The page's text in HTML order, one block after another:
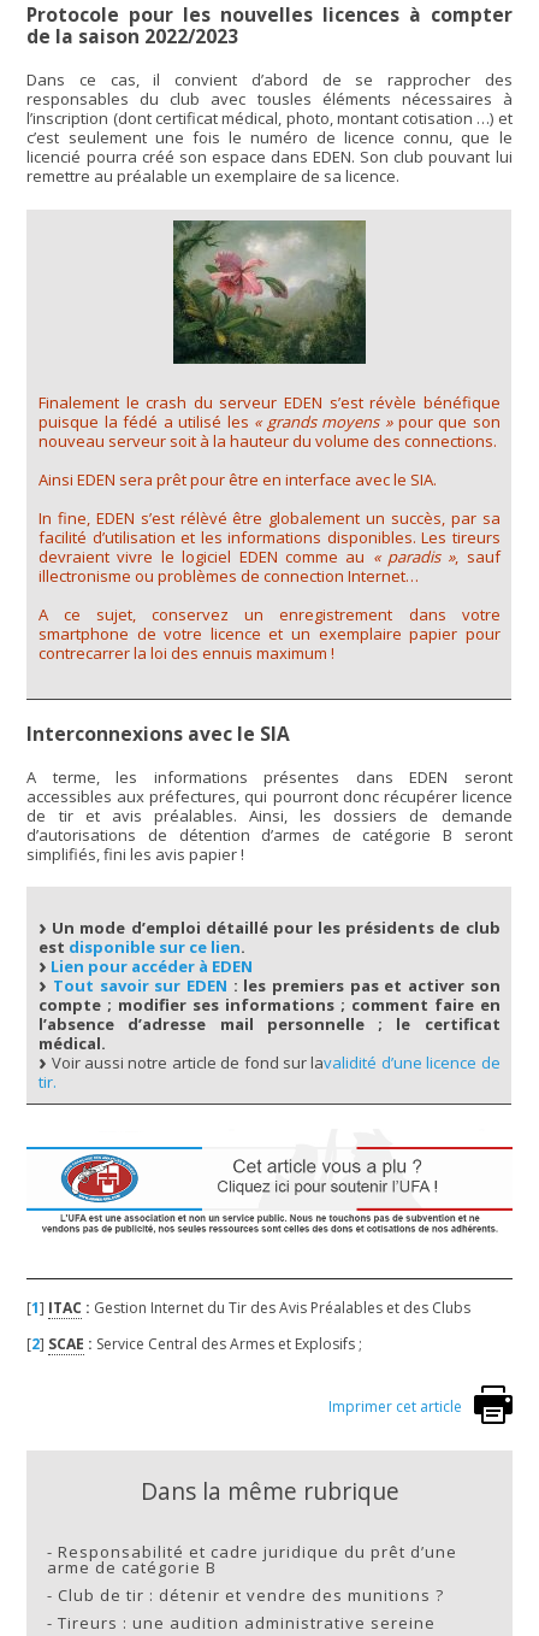
Protocole pour les nouvelles licences à compter
de la saison 2022/2023
Dans ce cas, il convient d’abord de se rapprocher des
responsables du club avec tousles éléments nécessaires à
l’inscription (dont certificat médical, photo, montant cotisation …) et
c’est seulement une fois le numéro de licence connu, que le
licencié pourra créé son espace dans EDEN. Son club pouvant lui
remettre au préalable un exemplaire de sa licence.
Finalement le crash du serveur EDEN s’est révèle bénéfique
puisque la fédé a utilisé les « grands moyens »pour que son
nouveau serveur soit à la hauteur du volume des connections.
Ainsi EDEN sera prêt pour être en interface avec le SIA.
In fine, EDEN s’est rélèvé être globalement un succès, par sa
facilité d’utilisation et les informations disponibles. Les tireurs
devraient vivre le logiciel EDEN comme au « paradis », sauf
illectronisme ou problèmes de connection Internet…
A ce sujet, conservez un enregistrement dans votre
smartphone de votre licence et un exemplaire papier pour
contrecarrer la loi des ennuis maximum !
Interconnexions avec le SIA
A terme, les informations présentes dans EDEN seront
accessibles aux préfectures, qui pourront donc récupérer licence
de tir et avis préalables. Ainsi, les dossiers de demande
d’autorisations de détention d’armes de catégorie B seront
simplifiés, fini les avis papier !
Un mode d’emploi détaillé pour les présidents de club
est disponible sur ce lien.
Lien pour accéder à EDEN
Tout savoir sur EDEN : les premiers pas et activer son
compte ; modifier ses informations ; comment faire en
l’absence d’adresse mail personnelle ; le certificat
médical.
Voir aussi notre article de fond sur lavalidité d’une licence de
tir.
[1] ITAC : Gestion Internet du Tir des Avis Préalables et des Clubs
[2] SCAE : Service Central des Armes et Explosifs ;
Imprimer cet article
Dans la même rubrique
-Responsabilité et cadre juridique du prêt d’une
arme de catégorie B
- Club de tir : détenir et vendre des munitions ?
-Tireurs : une audition administrative sereine